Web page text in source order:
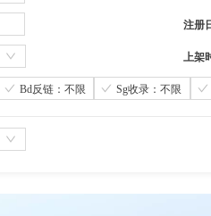
注册
上架
Bd反链：不限 Sg收录：不限